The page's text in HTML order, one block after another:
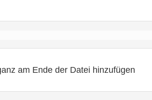
am Ende der Datei hinzufügen